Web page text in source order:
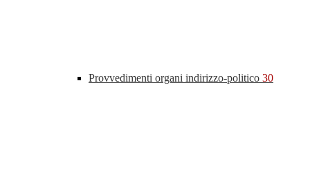
Provvedimenti organi indirizzo-politico 30